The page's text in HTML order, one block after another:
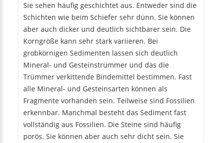
Sie sehen häufig geschichtet aus. Entweder sind die
Schichten wie beim Schiefer sehr dünn. Sie können
aber auch dicker und deutlich sichtbarer sein. Die
Korngröße kann sehr stark variieren. Bei
grobkörnigen Sedimenten lassen sich deutlich
Mineral- und Gesteinstrümmer und das die
Trümmer verkittende Bindemittel bestimmen. Fast
alle Mineral- und Gesteinsarten können als
Fragmente vorhanden sein. Teilweise sind Fossilien
erkennbar. Manchmal besteht das Sediment fast
vollständig aus Fossilien. Die Steine sind häufig
porös. Sie können aber auch sehr dicht sein. Sie